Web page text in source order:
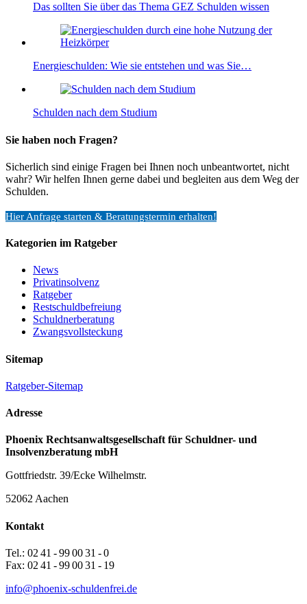
Das sollten Sie über das Thema GEZ Schulden wissen
Energieschulden: Wie sie entstehen und was Sie…
Schulden nach dem Studium
Sie haben noch Fragen?
Sicherlich sind einige Fragen bei Ihnen noch unbeantwortet, nicht
wahr? Wir helfen Ihnen gerne dabei und begleiten aus dem Weg der
Schulden.
Hier Anfrage starten & Beratungstermin erhalten!
Kategorien im Ratgeber
News
Privatinsolvenz
Ratgeber
Restschuldbefreiung
Schuldnerberatung
Zwangsvollsteckung
Sitemap
Ratgeber-Sitemap
Adresse
Phoenix Rechtsanwaltsgesellschaft für Schuldner- und
Insolvenzberatung mbH
Gottfriedstr. 39/Ecke Wilhelmstr.
52062 Aachen
Kontakt
Tel.: 02 41 - 99 00 31 - 0
Fax: 02 41 - 99 00 31 - 19
info@phoenix-schuldenfrei.de